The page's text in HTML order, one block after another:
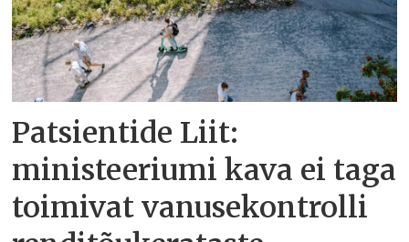
Patsientide Liit:
ministeeriumi kava ei taga
toimivat vanusekontrolli